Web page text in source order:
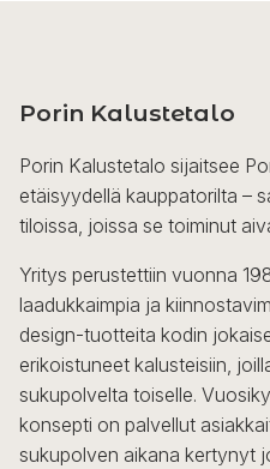
muunnelma.
tehdä
valinnat
tuotteen
sivulla.
Porin Kalustetalo
Porin Kalustetalo sijaitsee
etäisyydellä kauppatorilta –
tiloissa, joissa se toiminut
Yritys perustettiin vuonna
laadukkaimpia ja
design-tuotteita kodin
erikoistuneet kalusteisiin,
sukupolvelta toiselle.
konsepti on palvellut
sukupolven aikana kertynyt